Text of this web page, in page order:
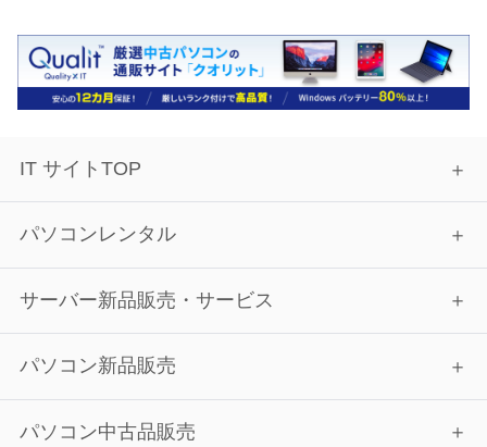
IT サイトTOP
パソコンレンタル
サーバー新品販売・サービス
パソコン新品販売
パソコン中古品販売